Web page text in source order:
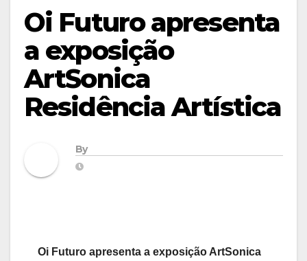
Oi Futuro apresenta
a exposição
ArtSonica
Residência Artística
By
Oi Futuro apresenta a exposição ArtSonica